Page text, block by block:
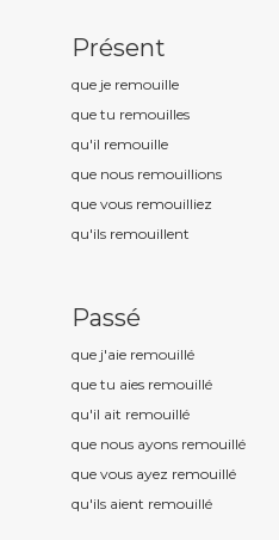
Présent
que je remouille
que tu remouilles
qu'il remouille
que nous remouillions
que vous remouilliez
qu'ils remouillent
Passé
que j'aie remouillé
que tu aies remouillé
qu'il ait remouillé
que nous ayons remouillé
que vous ayez remouillé
qu'ils aient remouillé